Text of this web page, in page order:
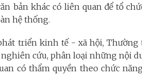
bản khác có liên quan để tổ
hệ thống.
triển kinh tế - xã hội, Thường
cứu, phân loại những nội
có thẩm quyền theo chức